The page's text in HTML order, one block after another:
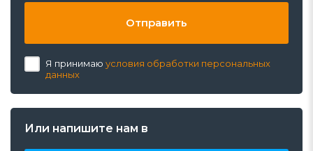
Отправить
Я принимаю условия обработки персональных
данных
Или напишите нам в